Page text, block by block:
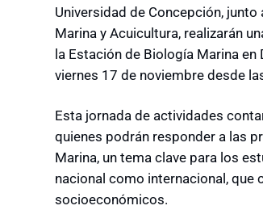
Universidad de Concepción,
Marina y Acuicultura, realizarán
la Estación de Biología Marina en
viernes 17 de noviembre desde
Esta jornada de actividades
quienes podrán responder a las
Marina, un tema clave para los
nacional como internacional,
socioeconómicos.